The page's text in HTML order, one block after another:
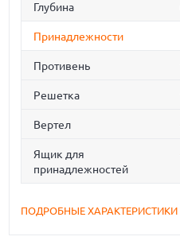
Глубина
Принадлежности
Противень
Решетка
Вертел
Ящик для
принадлежностей
ПОДРОБНЫЕ ХАРАКТЕРИСТИКИ